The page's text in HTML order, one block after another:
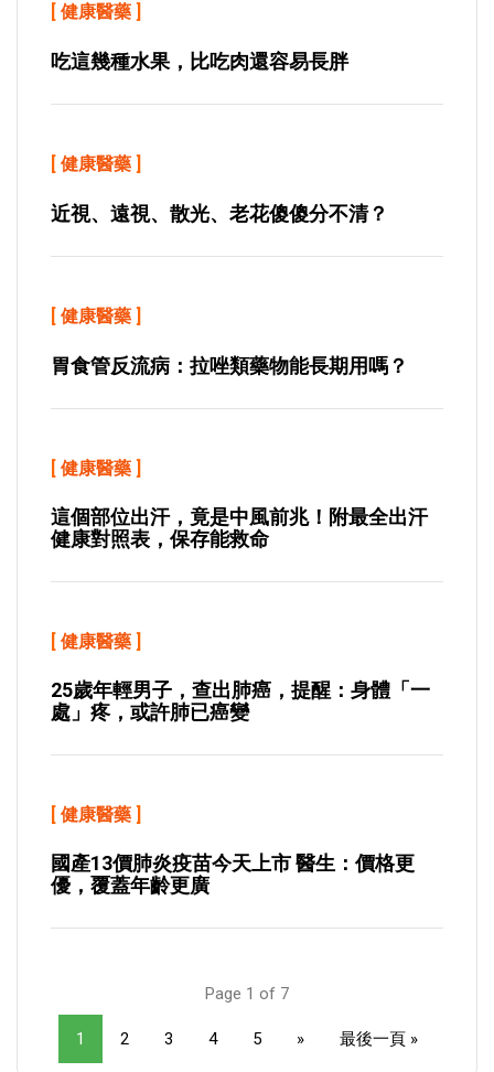
[ 健康醫藥 ]
吃這幾種水果，比吃肉還容易長胖
[ 健康醫藥 ]
近視、遠視、散光、老花傻傻分不清？
[ 健康醫藥 ]
胃食管反流病：拉唑類藥物能長期用嗎？
[ 健康醫藥 ]
這個部位出汗，竟是中風前兆！附最全出汗
健康對照表，保存能救命
[ 健康醫藥 ]
25歲年輕男子，查出肺癌，提醒：身體「一
處」疼，或許肺已癌變
[ 健康醫藥 ]
國產13價肺炎疫苗今天上市 醫生：價格更
優，覆蓋年齡更廣
Page 1 of 7
1 2 3 4 5 » 最後一頁 »